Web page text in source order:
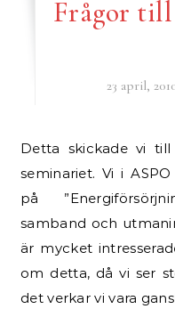
Frågor till
23 april,
Detta skickade vi till berörda deltagare på NOG
seminariet. Vi i
på
samband och
är mycket
om detta, då vi ser
det verkar vi vara